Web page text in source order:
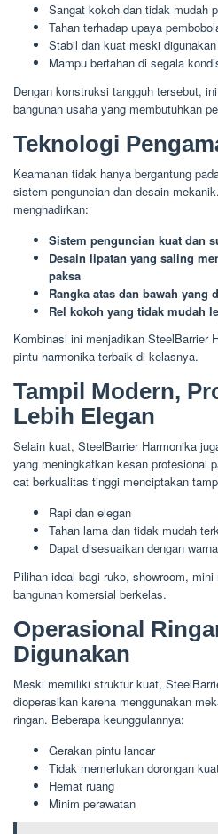
Sangat kokoh dan tidak mudah
Tahan terhadap upaya
Stabil dan kuat meski
Mampu bertahan di segala
Dengan konstruksi tangguh tersebut,
bangunan usaha yang membutuhkan
Teknologi
Keamanan tidak hanya bergantung
sistem penguncian dan desain
menghadirkan:
Sistem penguncian kuat dan
Desain lipatan yang saling
paksa
Rangka atas dan bawah yang
Rel kokoh yang tidak mudah
Kombinasi ini menjadikan SteelBarrier
pintu harmonika terbaik di kelasnya.
Tampil Modern,
Lebih Elegan
Selain kuat, SteelBarrier Harmonika
yang meningkatkan kesan profesional
cat berkualitas tinggi menciptakan
Rapi dan elegan
Tahan lama dan tidak mudah
Dapat disesuaikan dengan
Pilihan ideal bagi ruko, showroom,
bangunan komersial berkelas.
Operasional
Digunakan
Meski memiliki struktur kuat,
dioperasikan karena menggunakan
ringan. Beberapa keunggulannya:
Gerakan pintu lancar
Tidak memerlukan dorongan
Hemat ruang
Minim perawatan